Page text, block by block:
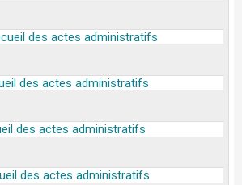
des actes administratifs
des actes administratifs
des actes administratifs
des actes administratifs